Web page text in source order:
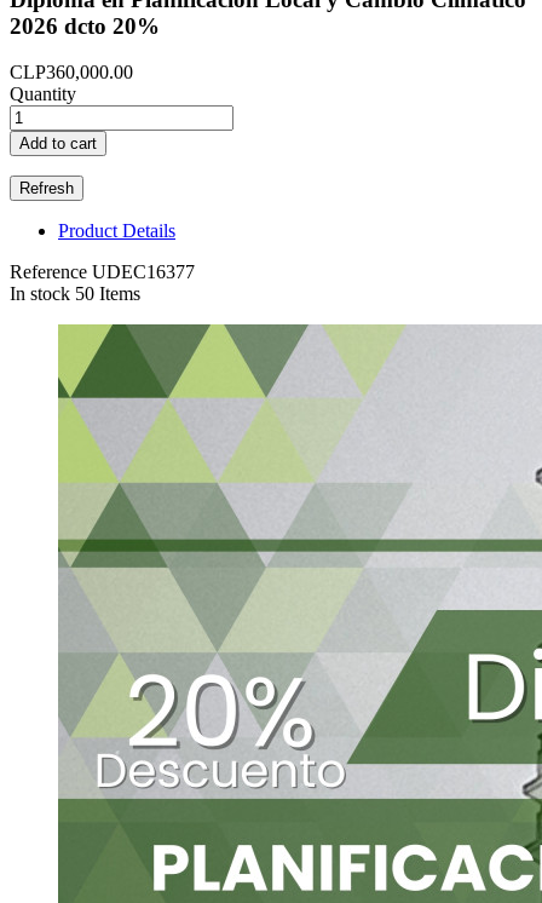
2026 dcto 20%
CLP360,000.00
Quantity
Add to cart
Product Details
Reference UDEC16377
In stock 50 Items